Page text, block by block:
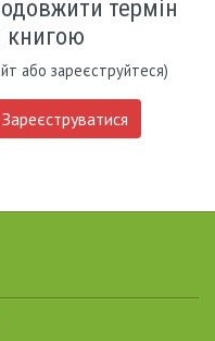
термін
книгою
або зареєструйтеся)
Зареєструватися